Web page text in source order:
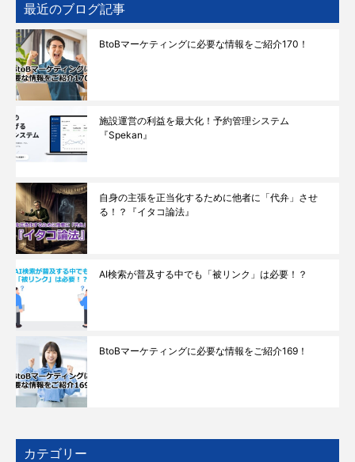
最近のブログ記事
BtoBマーケティングに必要な情報をご紹介170！
施設運営の利益を最大化！予約管理システム
『Spekan』
自身の主張を正当化するために他者に「代弁」させ
る！？『イタコ論法』
AI検索が普及する中でも「被リンク」は必要！？
BtoBマーケティングに必要な情報をご紹介169！
カテゴリー